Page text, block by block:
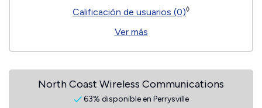
Calificación de usuarios (0)◊
Ver más
North Coast Wireless Communications
63% disponible en Perrysville